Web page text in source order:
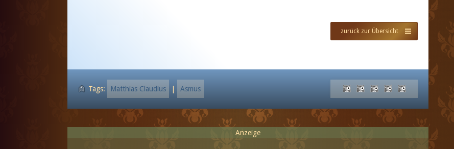
zurück zur Übersicht
Tags: Matthias Claudius Asmus
Anzeige